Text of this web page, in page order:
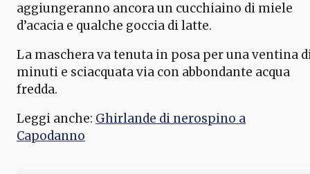
aggiungeranno ancora un cucchiaino di miele
d’acacia e qualche goccia di latte.
La maschera va tenuta in posa per una ventina
minuti e sciacquata via con abbondante acqua
fredda.
Leggi anche: Ghirlande di nerospino a
Capodanno